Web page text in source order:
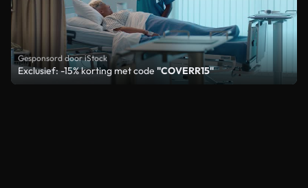
Gesponsord door iStock
Exclusief: -15% korting met code "COVERR15"